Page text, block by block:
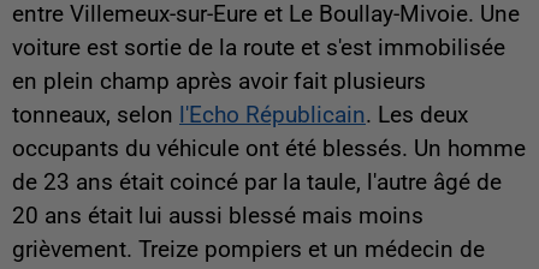
entre Villemeux-sur-Eure et Le Boullay-Mivoie. Une
voiture est sortie de la route et s'est immobilisée
en plein champ après avoir fait plusieurs
tonneaux, selon l'Echo Républicain. Les deux
occupants du véhicule ont été blessés. Un homme
de 23 ans était coincé par la taule, l'autre âgé de
20 ans était lui aussi blessé mais moins
grièvement. Treize pompiers et un médecin de